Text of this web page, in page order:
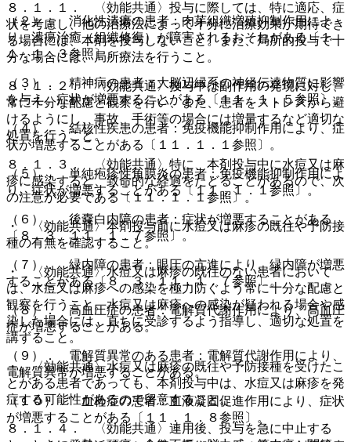
（２）． 消化性潰瘍の患者：肉芽組織増殖抑制作用によ
り、潰瘍治癒（組織修復）が障害されるおそれがある〔１
１．１．３参照〕。
（３）． 精神病の患者：大脳辺縁系の神経伝達物質に影響
を与え、症状が増悪することがある〔１１．１．５参照〕。
（４）． 結核性疾患の患者：免疫機能抑制作用により、症
状が増悪することがある〔１１．１．１参照〕。
（５）． 単純疱疹性角膜炎の患者：免疫機能抑制作用によ
り、症状が増悪することがある〔１１．１．１参照〕。
（６）． 後嚢白内障の患者：症状が増悪することがある
〔８．３、１１．１．７参照〕。
（７）． 緑内障の患者：眼圧の亢進により、緑内障が増悪
することがある〔８．３、１１．１．７参照〕。
（８）． 高血圧症の患者：電解質代謝作用により、高血圧
症が増悪することがある。
（９）． 電解質異常のある患者：電解質代謝作用により、
電解質異常が増悪することがある。
（１０）． 血栓症の患者：血液凝固促進作用により、症状
が増悪することがある〔１１．１．８参照〕。
８．１．１． 〈効能共通〉投与に際しては、特に適応、症
状を考慮し、他の治療法によって十分に治療効果が期待でき
る場合には、本剤を投与しないこと。また、局所的投与で十
分な場合には、局所療法を行うこと。
８．１．２． 〈効能共通〉投与中は副作用の発現に対し、
常に十分な配慮と観察を行い、また、患者をストレスから避
けるようにし、事故、手術等の場合には増量するなど適切な
処置を行うこと。
８．１．３． 〈効能共通〉特に、本剤投与中に水痘又は麻
疹に感染すると、致命的な経過をたどることがあるので、次
の注意が必要である〔１１．１．１参照〕。
・ 〈効能共通〉本剤投与前に水痘又は麻疹の既往や予防接
種の有無を確認すること。
・ 〈効能共通〉水痘又は麻疹の既往のない患者において
は、水痘又は麻疹への感染を極力防ぐよう常に十分な配慮と
観察を行うこと。水痘又は麻疹への感染が疑われる場合や感
染した場合には、直ちに受診するよう指導し、適切な処置を
講ずること。
・ 〈効能共通〉水痘又は麻疹の既往や予防接種を受けたこ
とがある患者であっても、本剤投与中は、水痘又は麻疹を発
症する可能性があるので留意すること。
８．１．４． 〈効能共通〉連用後、投与を急に中止する